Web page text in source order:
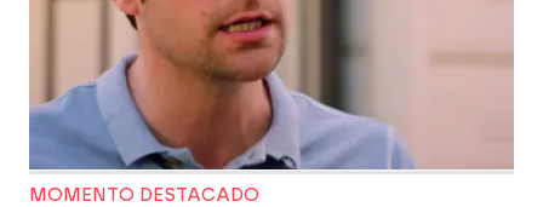
MOMENTO DESTACADO